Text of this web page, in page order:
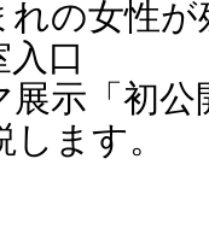
れの女性
入口
展示「
ます。